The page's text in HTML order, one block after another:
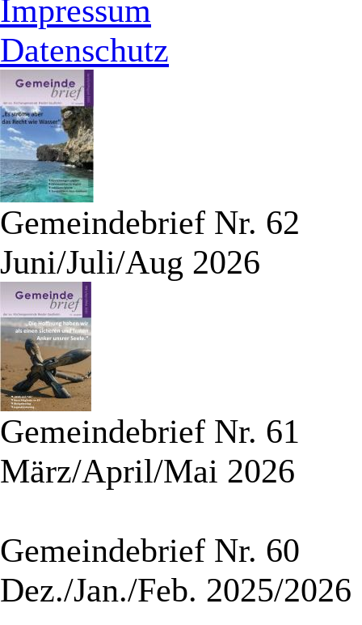
Impressum
Datenschutz
Gemeindebrief Nr. 62
Juni/Juli/Aug 2026
Gemeindebrief Nr. 61
März/April/Mai 2026
Gemeindebrief Nr. 60
Dez./Jan./Feb. 2025/2026